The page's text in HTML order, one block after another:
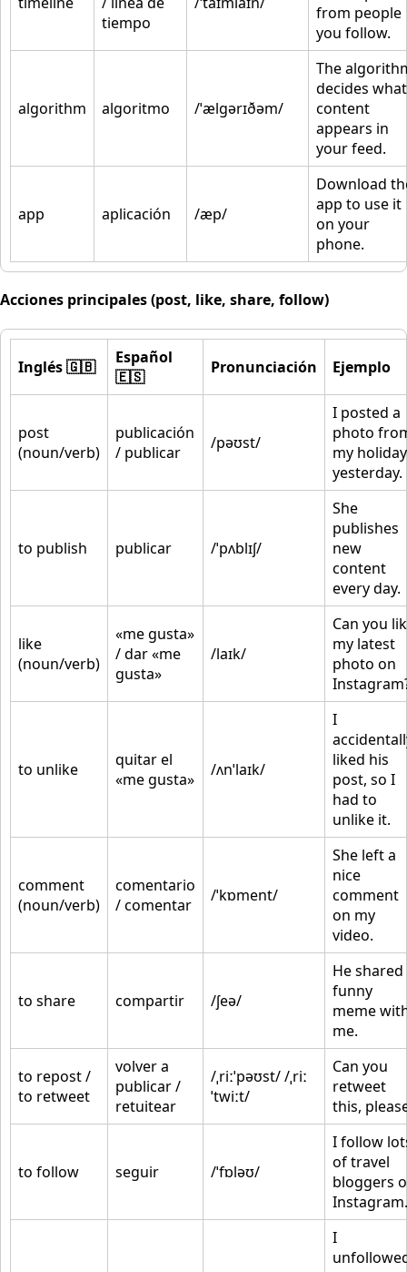
tiempo
from people
you follow.
algorithm algoritmo /ˈælɡərɪðəm/
The
decides what
content
appears in
your feed.
app aplicación /æp/
Download
app to use it
on your
phone.
Acciones principales (post, like, share, follow)
Inglés 🇬🇧
Español
🇪🇸
Pronunciación Ejemplo
post
(noun/verb)
publicación
/ publicar
/pəʊst/
I posted a
photo
my holiday
yesterday.
to publish publicar /ˈpʌblɪʃ/
She
publishes
new
content
every day.
like
(noun/verb)
«me gusta»
/ dar «me
gusta»
/laɪk/
Can you
my latest
photo on
to unlike
quitar el
«me gusta»
/ʌnˈlaɪk/
I
liked his
post, so I
had to
unlike it.
comment
(noun/verb)
comentario
/ comentar
/ˈkɒment/
She left a
nice
comment
on my
video.
to share compartir /ʃeə/
He shared
funny
meme
me.
to repost /
to retweet
volver a
publicar /
retuitear
/ˌriːˈpəʊst/ /ˌriː
ˈtwiːt/
Can you
retweet
this,
to follow seguir /ˈfɒləʊ/
I follow
of travel
bloggers
Instagram.
I